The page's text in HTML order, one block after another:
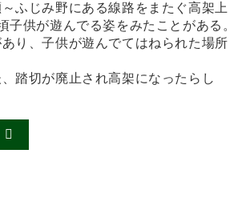
ふじみ野にある線路をまたぐ高架上
子供が遊んでる姿をみたことがある。
り、子供が遊んでてはねられた場所
踏切が廃止され高架になったらし